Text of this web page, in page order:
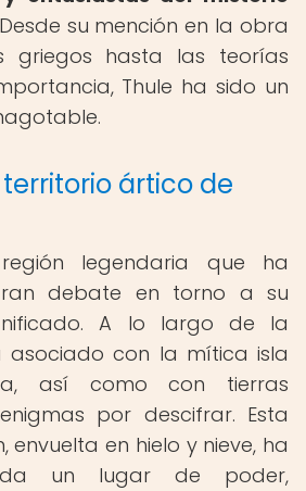
Desde su mención en la obra
griegos hasta las teorías
Thule ha sido un
territorio ártico de
legendaria que ha
debate en torno a su
A lo largo de la
asociado con la mítica isla
así como con tierras
por descifrar. Esta
envuelta en hielo y nieve, ha
un lugar de poder,